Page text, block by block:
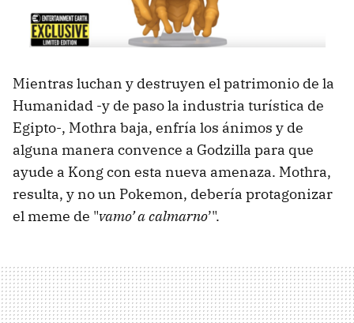
Mientras luchan y destruyen el patrimonio de la
Humanidad -y de paso la industria turística de
Egipto-, Mothra baja, enfría los ánimos y de
alguna manera convence a Godzilla para que
ayude a Kong con esta nueva amenaza. Mothra,
resulta, y no un Pokemon, debería protagonizar
el meme de "vamo’ a calmarno’".